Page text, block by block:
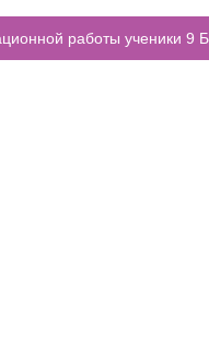
посетили музей Института водного транспорта имени Г.Я.